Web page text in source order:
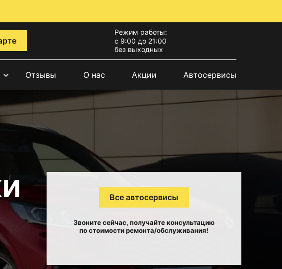
Режим работы:
с 9:00 до 21:00
без выходных
Отзывы О нас Акции Автосервисы
Все автосервисы
Звоните сейчас, получайте консультацию
по стоимости ремонта/обслуживания!